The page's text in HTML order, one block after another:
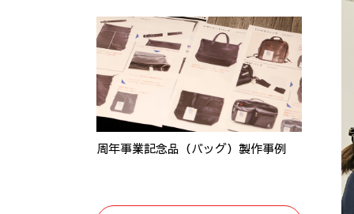
周年事業記念品（バッグ）製作事例